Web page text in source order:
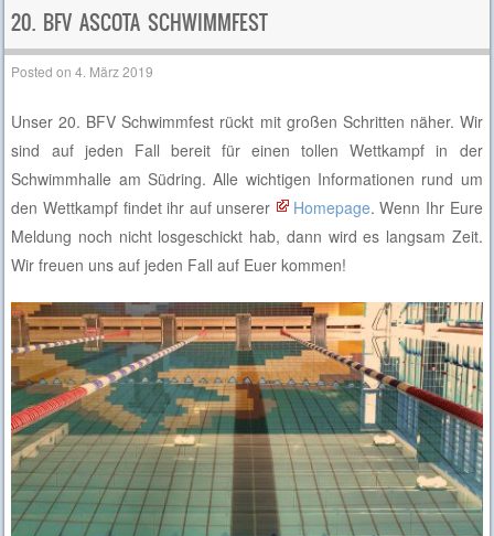
20. BFV ASCOTA SCHWIMMFEST
Posted on4. März 2019
Unser 20. BFV Schwimmfest rückt mit großen Schritten näher. Wir
sind auf jeden Fall bereit für einen tollen Wettkampf in der
Schwimmhalle am Südring. Alle wichtigen Informationen rund um
den Wettkampf findet ihr auf unserer
Homepage. Wenn Ihr Eure
Meldung noch nicht losgeschickt hab, dann wird es langsam Zeit.
Wir freuen uns auf jeden Fall auf Euer kommen!